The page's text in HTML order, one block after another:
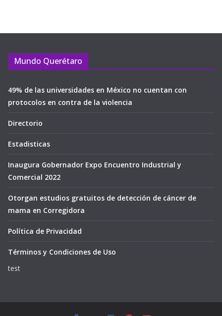
Mundo Querétaro
49% de las universidades en México no cuentan con
protocolos en contra de la violencia
Directorio
Estadisticas
Inaugura Gobernador Expo Encuentro Industrial y
Comercial 2022
Otorgan estudios gratuitos de detección de cáncer de
mama en Corregidora
Política de Privacidad
Términos y Condiciones de Uso
test